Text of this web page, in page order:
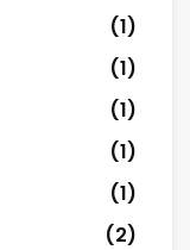
(1)
(1)
(1)
(1)
(1)
(2)